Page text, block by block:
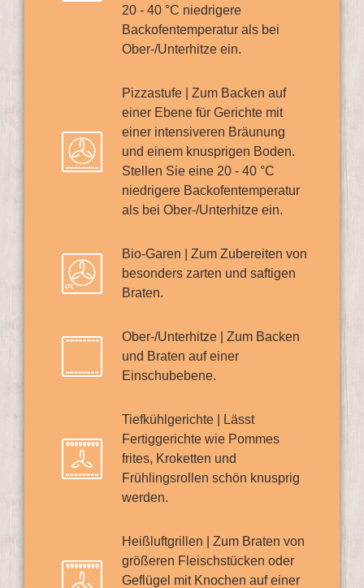
20 - 40 °C niedrigere
Backofentemperatur als bei
Ober-/Unterhitze ein.
Pizzastufe | Zum Backen auf
einer Ebene für Gerichte mit
einer intensiveren Bräunung
und einem knusprigen Boden.
Stellen Sie eine 20 - 40 °C
niedrigere Backofentemperatur
als bei Ober-/Unterhitze ein.
Bio-Garen | Zum Zubereiten von
besonders zarten und saftigen
Braten.
Ober-/Unterhitze | Zum Backen
und Braten auf einer
Einschubebene.
Tiefkühlgerichte | Lässt
Fertiggerichte wie Pommes
frites, Kroketten und
Frühlingsrollen schön knusprig
werden.
Heißluftgrillen | Zum Braten von
größeren Fleischstücken oder
Geflügel mit Knochen auf einer